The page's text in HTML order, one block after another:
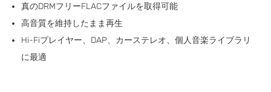
真のDRMフリーFLACファイルを取得可能
高音質を維持したまま再生
Hi-Fiプレイヤー、DAP、カーステレオ、個人音楽ライブラリ
に最適